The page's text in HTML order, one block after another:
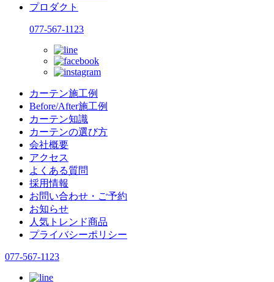
プロダクト
077-567-1123
カーテン施工例
Before/After施工例
カーテン知識
カーテンの選び方
会社概要
アクセス
よくある質問
採用情報
お問い合わせ・ご予約
お知らせ
人気トレンド商品
プライバシーポリシー
077-567-1123